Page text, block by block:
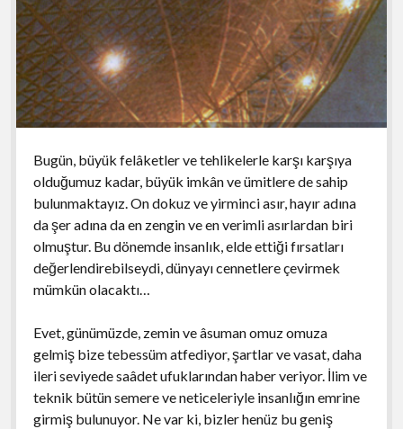
Bugün, büyük felâketler ve tehlikelerle karşı karşıya
olduğumuz kadar, büyük imkân ve ümitlere de sahip
bulunmaktayız. On dokuz ve yirminci asır, hayır adına
da şer adına da en zengin ve en verimli asırlardan biri
olmuştur. Bu dönemde insanlık, elde ettiği fırsatları
değerlendirebilseydi, dünyayı cennetlere çevirmek
mümkün olacaktı…
Evet, günümüzde, zemin ve âsuman omuz omuza
gelmiş bize tebessüm atfediyor, şartlar ve vasat, daha
ileri seviyede saâdet ufuklarından haber veriyor. İlim ve
teknik bütün semere ve neticeleriyle insanlığın emrine
girmiş bulunuyor. Ne var ki, bizler henüz bu geniş